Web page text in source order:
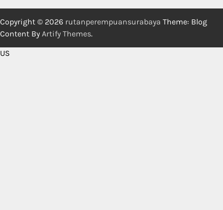
Copyright © 2026 rutanperempuansurabaya Theme: Blog
Content By Artify Themes.
US